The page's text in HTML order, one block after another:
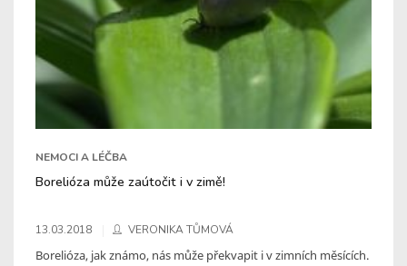
NEMOCI A LÉČBA
Borelióza může zaútočit i v zimě!
13.03.2018 VERONIKA TŮMOVÁ
Borelióza, jak známo, nás může překvapit i v zimních měsících.